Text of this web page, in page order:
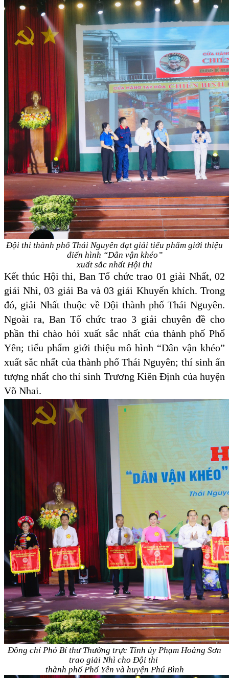
Đội thi thành phố Thái Nguyên đạt giải tiểu phẩm giới thiệu
điển hình “Dân vận khéo”
xuất sắc nhất Hội thi
Kết thúc Hội thi, Ban Tổ chức trao 01 giải Nhất, 02
giải Nhì, 03 giải Ba và 03 giải Khuyến khích. Trong
đó, giải Nhất thuộc về Đội thành phố Thái Nguyên.
Ngoài ra, Ban Tổ chức trao 3 giải chuyên đề cho
phần thi chào hỏi xuất sắc nhất của thành phố Phổ
Yên; tiểu phẩm giới thiệu mô hình “Dân vận khéo”
xuất sắc nhất của thành phố Thái Nguyên; thí sinh ấn
tượng nhất cho thí sinh Trương Kiên Định củahuyện
Võ Nhai.
Đồng chí Phó Bí thư Thường trực Tỉnh ủy Phạm Hoàng Sơn
trao giải Nhì cho Đội thi
thành phốPhổ Yên và huyện Phú Bình